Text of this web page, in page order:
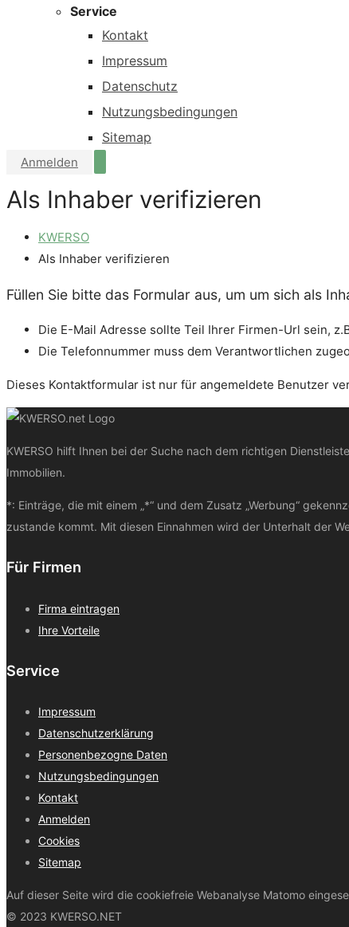
Service
Kontakt
Impressum
Datenschutz
Nutzungsbedingungen
Sitemap
Anmelden
Als Inhaber verifizieren
KWERSO
Als Inhaber verifizieren
Füllen Sie bitte das Formular aus, um um sich als
Die E-Mail Adresse sollte Teil Ihrer Firmen-Url sein,
Die Telefonnummer muss dem Verantwortlichen
Dieses Kontaktformular ist nur für angemeldete Benutzer
KWERSO hilft Ihnen bei der Suche nach dem richtigen
Immobilien.
*: Einträge, die mit einem „*“ und dem Zusatz „Werbung“
zustande kommt. Mit diesen Einnahmen wird der Unterhalt der
Für Firmen
Firma eintragen
Ihre Vorteile
Service
Impressum
Datenschutzerklärung
Personenbezogne Daten
Nutzungsbedingungen
Kontakt
Anmelden
Cookies
Sitemap
Auf dieser Seite wird die cookiefreie Webanalyse Matomo
© 2023 KWERSO.NET